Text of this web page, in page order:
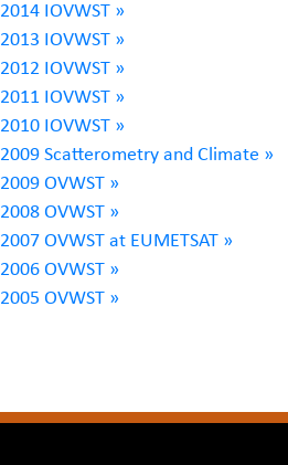
2014 IOVWST »
2013 IOVWST »
2012 IOVWST »
2011 IOVWST »
2010 IOVWST »
2009 Scatterometry and Climate »
2009 OVWST »
2008 OVWST »
2007 OVWST at EUMETSAT »
2006 OVWST »
2005 OVWST »